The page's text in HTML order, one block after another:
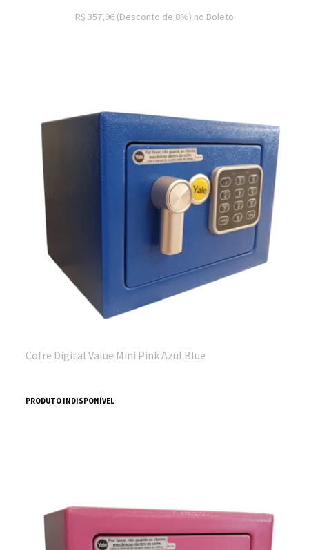
R$ 357,96 (Desconto de 8%) no Boleto
Cofre Digital Value Mini Pink Azul Blue
PRODUTO INDISPONÍVEL